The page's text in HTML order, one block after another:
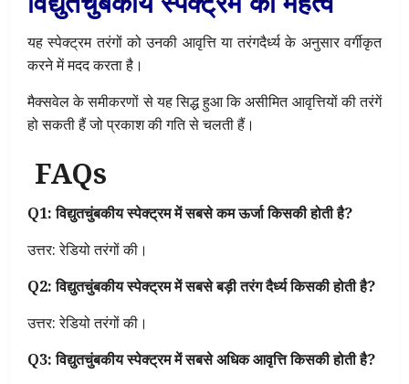
यह स्पेक्ट्रम तरंगों को उनकी आवृत्ति या तरंगदैर्ध्य के अनुसार वर्गीकृत
करने में मदद करता है।
मैक्सवेल के समीकरणों से यह सिद्ध हुआ कि असीमित आवृत्तियों की तरंगें
हो सकती हैं जो प्रकाश की गति से चलती हैं।
FAQs
Q1: विद्युतचुंबकीय स्पेक्ट्रम में सबसे कम ऊर्जा किसकी होती है?
उत्तर: रेडियो तरंगों की।
Q2: विद्युतचुंबकीय स्पेक्ट्रम में सबसे बड़ी तरंग दैर्ध्य किसकी होती है?
उत्तर: रेडियो तरंगों की।
Q3: विद्युतचुंबकीय स्पेक्ट्रम में सबसे अधिक आवृत्ति किसकी होती है?